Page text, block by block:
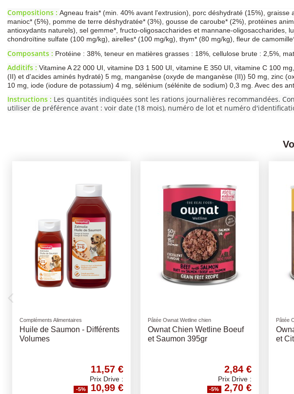
Compositions : Agneau frais* (min. 40% avant l'extrusion), porc déshydraté (15%),
manioc* (5%), pomme de terre déshydratée* (3%), gousse de caroube* (2%), protéines
antioxydants naturels), sel gemme*, fructo-oligosaccharides et mannane-
chondroïtine sulfate (100 mg/kg), airelles* (100 mg/kg), thym* (80 mg/kg), fleur de
Composants : Protéine : 38%, teneur en matières grasses : 18%, cellulose brute : 2,5%,
Additifs : Vitamine A 22 000 UI, vitamine D3 1 500 UI, vitamine E 350 UI, vitamine C 100
(II) et d'acides aminés hydraté) 5 mg, manganèse (oxyde de manganèse (II)) 50 mg, zinc
10 mg, iode (iodure de potassium) 4 mg, sélénium (sélénite de sodium) 0,3 mg. Avec des
Instructions : Les quantités indiquées sont les rations journalières recommandées.
utiliser de préférence avant : voir date (18 mois), numéro de lot et numéro
Pâtée Ownat Wetline chien
Ownat Chien Wetline Dinde
et Citrouille 395gr
2,84 €
Prix Drive :
-5% 2,70 €
Pâtée Ownat Wetline chien
Ownat Chien Wetline Poulet
et Carrottes 395gr
2,84 €
Prix Drive :
-5% 2,70 €
Pâtée
et